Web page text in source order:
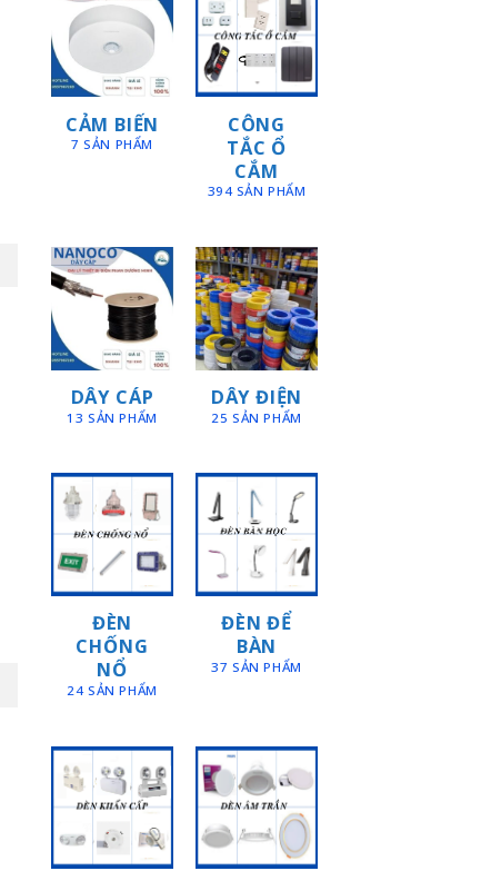
CẢM BIẾN
7 SẢN PHẨM
CÔNG
TẮC Ổ
CẮM
394 SẢN PHẨM
DÂY CÁP
13 SẢN PHẨM
DÂY ĐIỆN
25 SẢN PHẨM
ĐÈN
CHỐNG
NỔ
24 SẢN PHẨM
ĐÈN ĐỂ
BÀN
37 SẢN PHẨM